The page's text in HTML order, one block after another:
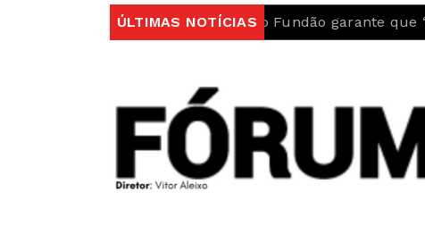
ÚLTIMAS NOTÍCIAS
Autarquia do Fundão garante que “Ambulância